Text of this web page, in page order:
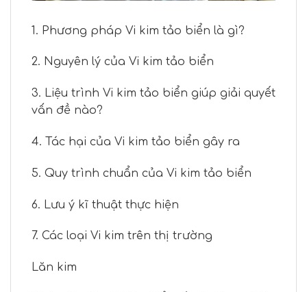
1. Phương pháp Vi kim tảo biển là gì?
2. Nguyên lý của Vi kim tảo biển
3. Liệu trình Vi kim tảo biển giúp giải quyết
vấn đề nào?
4. Tác hại của Vi kim tảo biển gây ra
5. Quy trình chuẩn của Vi kim tảo biển
6. Lưu ý kĩ thuật thực hiện
7. Các loại Vi kim trên thị trường
Lăn kim